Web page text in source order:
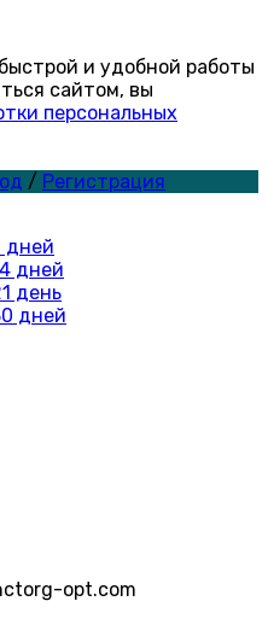
и удобной работы
сайтом, вы
персональных
/ Регистрация
дней
дней
день
дней
opt.com